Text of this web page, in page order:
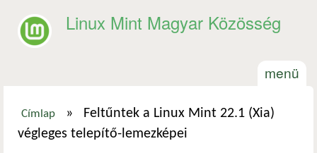
Linux Mint Magyar Közösség
menü
Jelenlegi hely
Címlap »
Feltűntek a Linux Mint 22.1 (Xia)
végleges telepítő-lemezképei